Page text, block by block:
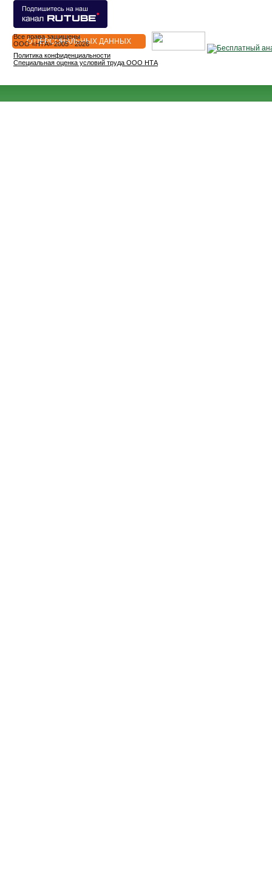
О ПЕРСОНАЛЬНЫХ ДАННЫХ
Все права защищены
OOO «НТА» 2005 - 2026
Политика конфиденциальности
Специальная оценка условий труда ООО НТА